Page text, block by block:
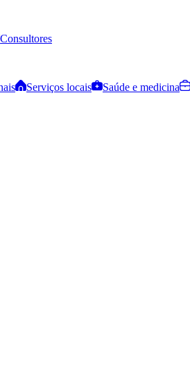
Consultores
Serviços locais Saúde e medicina